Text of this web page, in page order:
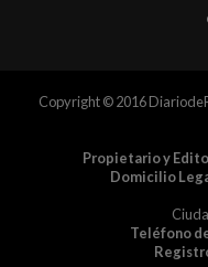
Copyright © 2016
Propietario y
Domicilio
Teléfono